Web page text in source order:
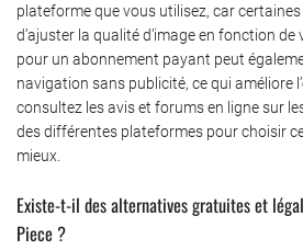
plateforme que vous utilisez, car certaines
d’ajuster la qualité d’image en fonction
pour un abonnement payant peut
navigation sans publicité, ce qui améliore
consultez les avis et forums en ligne sur
des différentes plateformes pour choisir
mieux.
Existe-t-il des alternatives gratuites et
Piece ?